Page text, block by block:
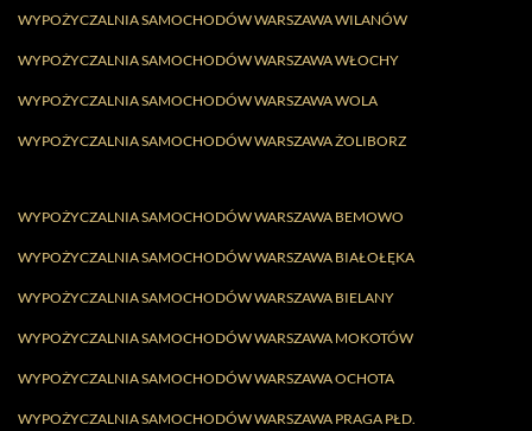
WYPOŻYCZALNIA SAMOCHODÓW WARSZAWA WILANÓW
WYPOŻYCZALNIA SAMOCHODÓW WARSZAWA WŁOCHY
WYPOŻYCZALNIA SAMOCHODÓW WARSZAWA WOLA
WYPOŻYCZALNIA SAMOCHODÓW WARSZAWA ŻOLIBORZ
WYPOŻYCZALNIA SAMOCHODÓW WARSZAWA BEMOWO
WYPOŻYCZALNIA SAMOCHODÓW WARSZAWA BIAŁOŁĘKA
WYPOŻYCZALNIA SAMOCHODÓW WARSZAWA BIELANY
WYPOŻYCZALNIA SAMOCHODÓW WARSZAWA MOKOTÓW
WYPOŻYCZALNIA SAMOCHODÓW WARSZAWA OCHOTA
WYPOŻYCZALNIA SAMOCHODÓW WARSZAWA PRAGA PŁD.